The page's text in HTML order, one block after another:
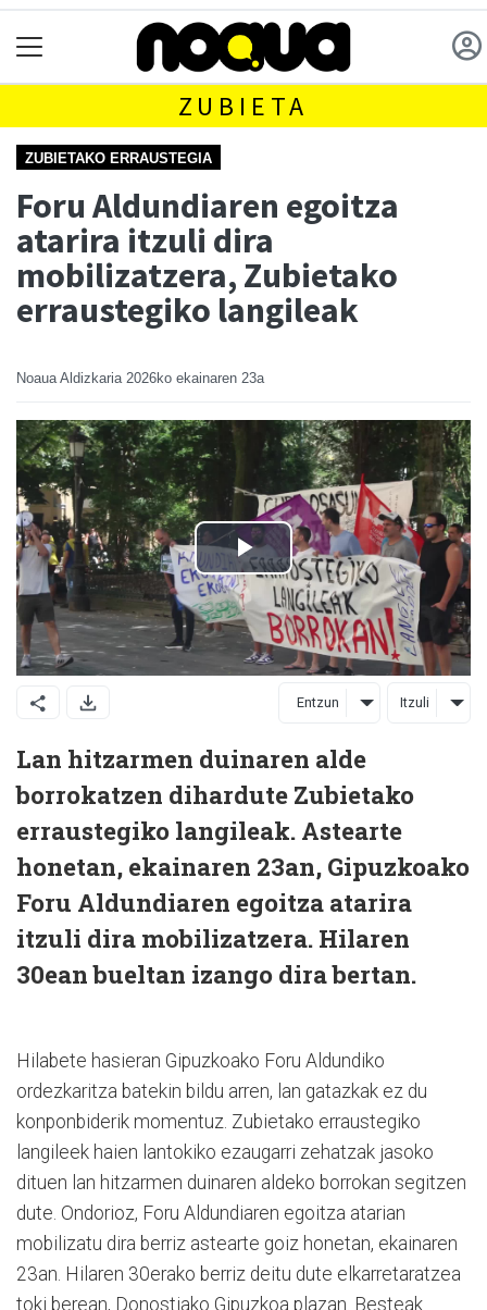
ZUBIETA
ZUBIETAKO ERRAUSTEGIA
Foru Aldundiaren egoitza
atarira itzuli dira
mobilizatzera, Zubietako
erraustegiko langileak
Noaua Aldizkaria 2026ko ekainaren 23a
Entzun Itzuli
Lan hitzarmen duinaren alde
borrokatzen dihardute Zubietako
erraustegiko langileak. Astearte
honetan, ekainaren 23an, Gipuzkoako
Foru Aldundiaren egoitza atarira
itzuli dira mobilizatzera. Hilaren
30ean bueltan izango dira bertan.
Hilabete hasieran Gipuzkoako Foru Aldundiko
ordezkaritza batekin bildu arren, lan gatazkak ez du
konponbiderik momentuz. Zubietako erraustegiko
langileek haien lantokiko ezaugarri zehatzak jasoko
dituen lan hitzarmen duinaren aldeko borrokan segitzen
dute. Ondorioz, Foru Aldundiaren egoitza atarian
mobilizatu dira berriz astearte goiz honetan, ekainaren
23an. Hilaren 30erako berriz deitu dute elkarretaratzea
toki berean, Donostiako Gipuzkoa plazan. Besteak